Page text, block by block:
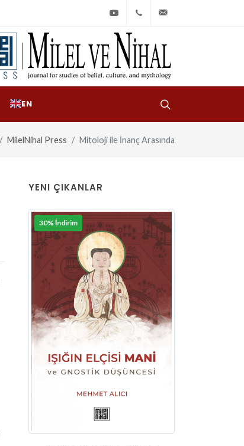
Youtube +90
533
EN
MilelNihal Press Mitoloji ile İnanç Arasında
YENI ÇIKANLAR
30% İndirim